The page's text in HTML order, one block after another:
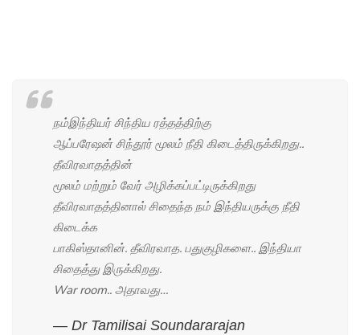
நம்இந்தியர் சிந்திய ரத்தத்திற்கு
ஆப்பரேஷன் சிந்தூர் மூலம் நீதி கிடைத்திருக்கிறது..
தீவிரவாதத்தின்
மூலம் மற்றும் வேர் அழிக்கப்பட்டிருக்கிறது
தீவிரவாதத்தினால் சிதைந்த நம் இந்தியருக்கு நீதி
கிடைக்க
பாகிஸ்தானின். தீவிரவாத. பதுகுழிகளை.. இந்தியா
சிதைத்து இருக்கிறது.
War room.. அதாவது…
— Dr Tamilisai Soundararajan